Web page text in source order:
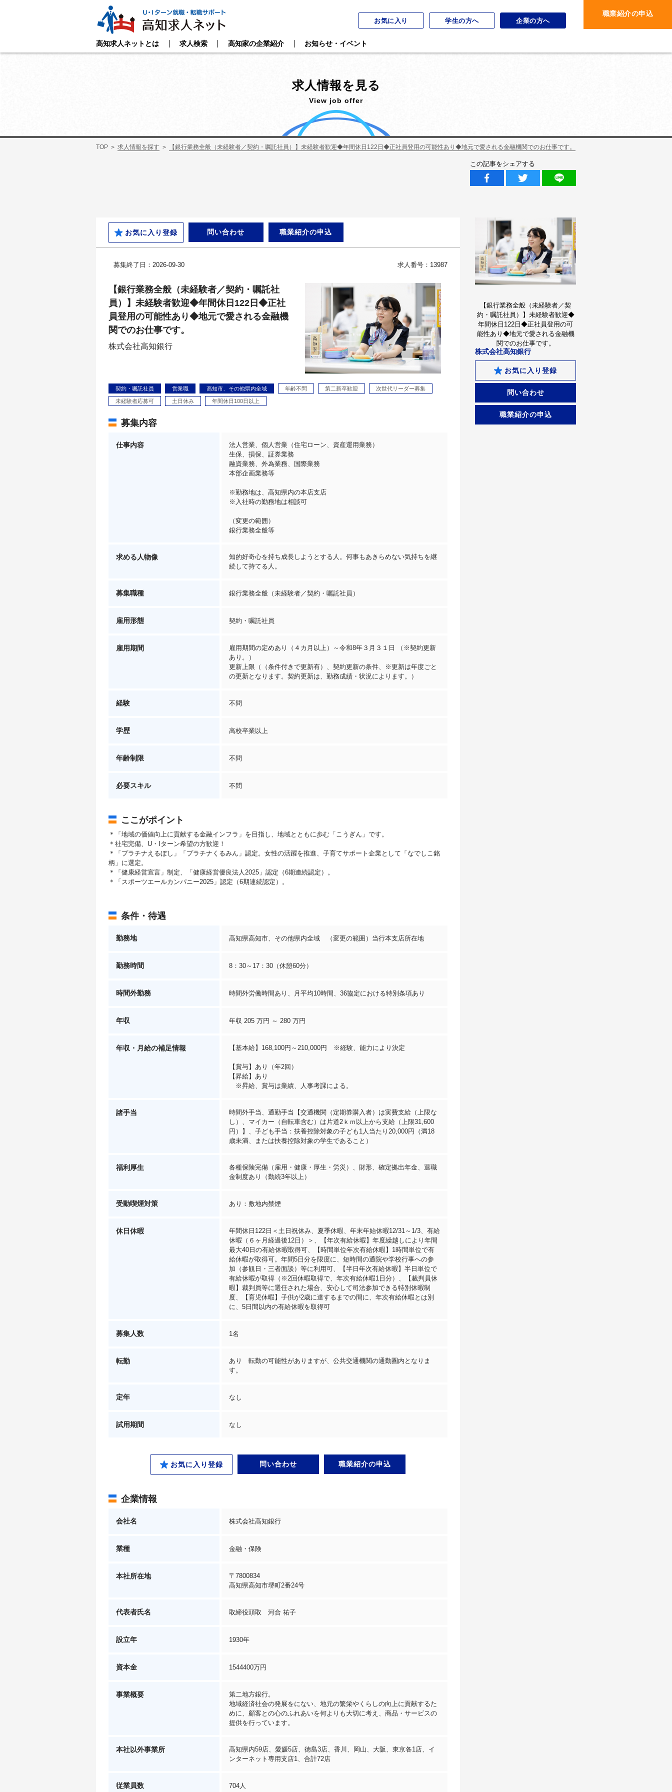
お気に入り 学生の方へ 企業の方へ
職業紹介の申込
高知求人ネットとは 求人検索 高知家の企業紹介 お知らせ・イベント
求人情報を見る
View job offer
TOP 求人情報を探す 【銀行業務全般（未経験者／契約・嘱託社員）】未経験者歓迎◆年間休日122日◆正社員登用の可能性あり◆地元で愛される金融機関でのお仕事です。
この記事をシェアする
お気に入り登録 問い合わせ 職業紹介の申込
募集終了日：2026-09-30 求人番号：13987
【銀行業務全般（未経験者／契約・嘱託社
員）】未経験者歓迎◆年間休日122日◆正社
員登用の可能性あり◆地元で愛される金融機
関でのお仕事です。
株式会社高知銀行
契約・嘱託社員 営業職 高知市、その他県内全域 年齢不問 第二新卒歓迎 次世代リーダー募集
未経験者応募可 土日休み 年間休日100日以上
募集内容
仕事内容
法人営業、個人営業（住宅ローン、資産運用業務）
生保、損保、証券業務
融資業務、外為業務、国際業務
本部企画業務等
※勤務地は、高知県内の本店支店
※入社時の勤務地は相談可
（変更の範囲）
銀行業務全般等
求める人物像
知的好奇心を持ち成長しようとする人。何事もあきらめない気持ちを継
続して持てる人。
募集職種 銀行業務全般（未経験者／契約・嘱託社員）
雇用形態 契約・嘱託社員
雇用期間
雇用期間の定めあり（４カ月以上）～令和8年３月３１日 （※契約更新
あり。）
更新上限（（条件付きで更新有）、契約更新の条件、※更新は年度ごと
の更新となります。契約更新は、勤務成績・状況によります。）
経験 不問
学歴 高校卒業以上
年齢制限 不問
必要スキル 不問
ここがポイント
＊「地域の価値向上に貢献する金融インフラ」を目指し、地域とともに歩む「こうぎん」です。
＊社宅完備、U・Iターン希望の方歓迎！
＊「プラチナえるぼし」「プラチナくるみん」認定。女性の活躍を推進、子育てサポート企業として「なでしこ銘
柄」に選定。
＊「健康経営宣言」制定、「健康経営優良法人2025」認定（6期連続認定）。
＊「スポーツエールカンパニー2025」認定（6期連続認定）。
条件・待遇
勤務地 高知県高知市、その他県内全域 （変更の範囲）当行本支店所在地
勤務時間 8：30～17：30（休憩60分）
時間外勤務 時間外労働時間あり、月平均10時間、36協定における特別条項あり
年収 年収 205 万円 ～ 280 万円
年収・月給の補足情報 【基本給】168,100円～210,000円 ※経験、能力により決定
【賞与】あり（年2回）
【昇給】あり
※昇給、賞与は業績、人事考課による。
諸手当
時間外手当、通勤手当【交通機関（定期券購入者）は実費支給（上限な
し）、マイカー（自転車含む）は片道2ｋｍ以上から支給（上限31,600
円）】、子ども手当：扶養控除対象の子ども1人当たり20,000円（満18
歳未満、または扶養控除対象の学生であること）
福利厚生
各種保険完備（雇用・健康・厚生・労災）、財形、確定拠出年金、退職
金制度あり（勤続3年以上）
受動喫煙対策 あり：敷地内禁煙
休日休暇
年間休日122日＜土日祝休み、夏季休暇、年末年始休暇12/31～1/3、有給
休暇（６ヶ月経過後12日）＞、【年次有給休暇】年度繰越しにより年間
最大40日の有給休暇取得可、【時間単位年次有給休暇】1時間単位で有
給休暇が取得可。年間5日分を限度に、短時間の通院や学校行事への参
加（参観日・三者面談）等に利用可、【半日年次有給休暇】半日単位で
有給休暇が取得（※2回休暇取得で、年次有給休暇1日分）、【裁判員休
暇】裁判員等に選任された場合、安心して司法参加できる特別休暇制
度、【育児休暇】子供が2歳に達するまでの間に、年次有給休暇とは別
に、5日間以内の有給休暇を取得可
募集人数 1名
転勤
あり 転勤の可能性がありますが、公共交通機関の通勤圏内となりま
す。
定年 なし
試用期間 なし
お気に入り登録 問い合わせ 職業紹介の申込
企業情報
会社名 株式会社高知銀行
業種 金融・保険
本社所在地
〒7800834
高知県高知市堺町2番24号
代表者氏名 取締役頭取 河合 祐子
設立年 1930年
資本金 1544400万円
事業概要
第二地方銀行。
地域経済社会の発展をにない、地元の繁栄やくらしの向上に貢献するた
めに、顧客との心のふれあいを何よりも大切に考え、商品・サービスの
提供を行っています。
本社以外事業所
高知県内59店、愛媛5店、徳島3店、香川、岡山、大阪、東京各1店、イ
ンターネット専用支店1、合計72店
従業員数 704人
【銀行業務全般（未経験者／契
約・嘱託社員）】未経験者歓迎◆
年間休日122日◆正社員登用の可
能性あり◆地元で愛される金融機
関でのお仕事です。
株式会社高知銀行
お気に入り登録
問い合わせ
職業紹介の申込